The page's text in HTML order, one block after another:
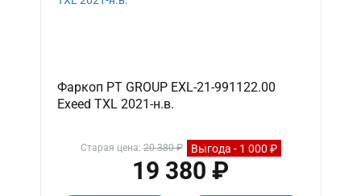
Фаркоп PT GROUP EXL-21-991122.00
Exeed TXL 2021-н.в.
Старая цена:20 380 ₽ Выгода - 1 000 ₽
19 380 ₽